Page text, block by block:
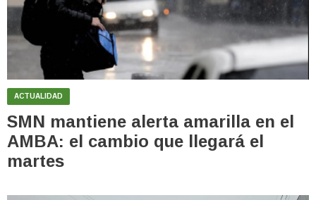
ACTUALIDAD
SMN mantiene alerta amarilla en el
AMBA: el cambio que llegará el
martes